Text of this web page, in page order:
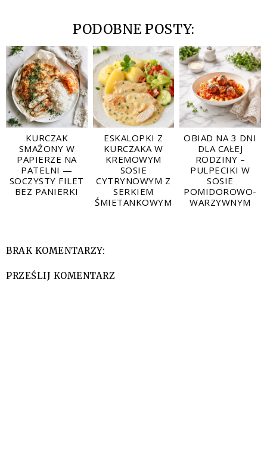
PODOBNE POSTY:
KURCZAK
SMAŻONY W
PAPIERZE NA
PATELNI —
SOCZYSTY FILET
BEZ PANIERKI
ESKALOPKI Z
KURCZAKA W
KREMOWYM
SOSIE
CYTRYNOWYM Z
SERKIEM
ŚMIETANKOWYM
OBIAD NA 3 DNI
DLA CAŁEJ
RODZINY –
PULPECIKI W
SOSIE
POMIDOROWO-
WARZYWNYM
BRAK KOMENTARZY:
PRZEŚLIJ KOMENTARZ